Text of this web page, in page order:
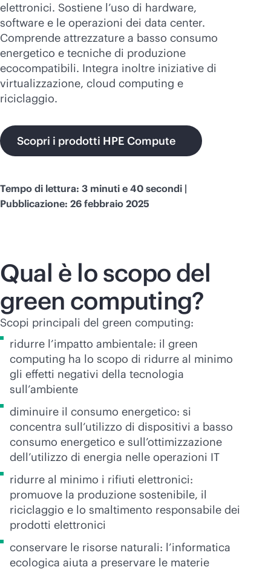
Acquista ora
elettronici. Sostiene l’uso di hardware,
software e le operazioni dei data center.
Comprende attrezzature a basso consumo
energetico e tecniche di produzione
ecocompatibili. Integra inoltre iniziative di
virtualizzazione, cloud computing e
riciclaggio.
Scopri i prodotti HPE Compute
Tempo di lettura: 3 minuti e 40 secondi |
Pubblicazione: 26 febbraio 2025
Qual è lo scopo del
green computing?
Scopi principali del green computing:
ridurre l’impatto ambientale: il green
computing ha lo scopo di ridurre al minimo
gli effetti negativi della tecnologia
sull’ambiente
diminuire il consumo energetico: si
concentra sull’utilizzo di dispositivi a basso
consumo energetico e sull’ottimizzazione
dell’utilizzo di energia nelle operazioni IT
ridurre al minimo i rifiuti elettronici:
promuove la produzione sostenibile, il
riciclaggio e lo smaltimento responsabile dei
prodotti elettronici
conservare le risorse naturali: l’informatica
ecologica aiuta a preservare le materie